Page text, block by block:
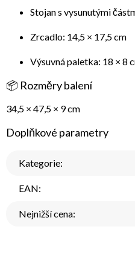
Stojan s vysunutými
Zrcadlo: 14,5 × 17,5 cm
Výsuvná paletka: 18 × 8
📦 Rozměry balení
34,5 × 47,5 × 9 cm
Doplňkové parametry
Kategorie:
EAN:
Nejnižší cena: